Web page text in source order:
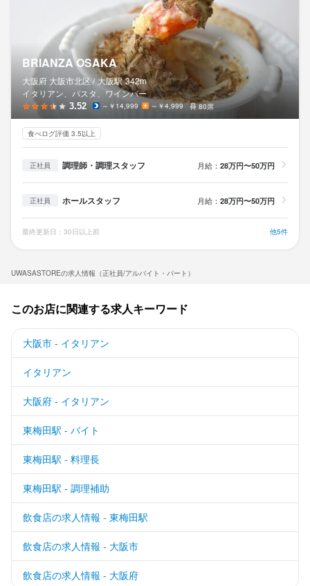
UWASASTOREの求人情報（正社員/アルバイト・パート）
BRIANZA OSAKA
大阪府 大阪市北区 / 大阪駅 342m
イタリアン、パスタ、ワインバー
3.52 ～￥14,999 ～￥4,999 80席
食べログ評価 3.5以上
正社員 調理師・調理スタッフ 月給： 28万円〜50万円
正社員 ホールスタッフ 月給： 28万円〜50万円
最終更新日：30日以上前 他5件
このお店に関連する求人キーワード
大阪市 - イタリアン
イタリアン
大阪府 - イタリアン
東梅田駅 - バイト
東梅田駅 - 料理長
東梅田駅 - 調理補助
飲食店の求人情報 - 東梅田駅
飲食店の求人情報 - 大阪市
飲食店の求人情報 - 大阪府